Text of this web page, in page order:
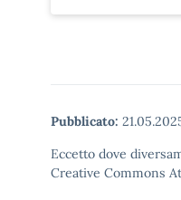
Pubblicato:
Eccetto dove
Creative Commons